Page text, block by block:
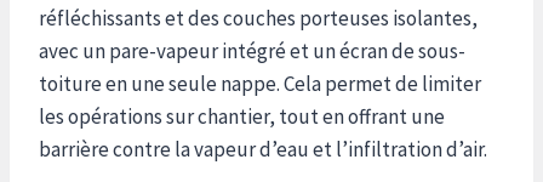
réfléchissants et des couches porteuses isolantes,
avec un pare-vapeur intégré et un écran de sous-
toiture en une seule nappe. Cela permet de limiter
les opérations sur chantier, tout en offrant une
barrière contre la vapeur d’eau et l’infiltration d’air.